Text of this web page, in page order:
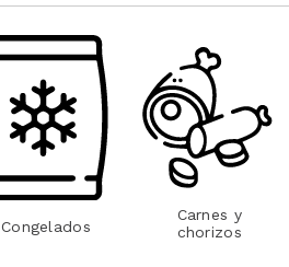
Congelados
Carnes y
chorizos